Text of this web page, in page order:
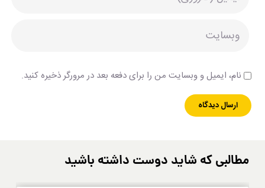
نام، ایمیل و وبسایت من را برای دفعه بعد در مرورگر ذخیره کنید.
مطالبی که شاید دوست داشته باشید